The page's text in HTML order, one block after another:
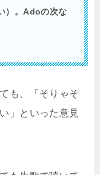
）。Adoの次な
も、「そりゃそ
」といった意見